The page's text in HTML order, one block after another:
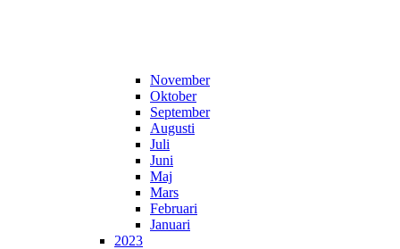
November
Oktober
September
Augusti
Juli
Juni
Maj
Mars
Februari
Januari
2023